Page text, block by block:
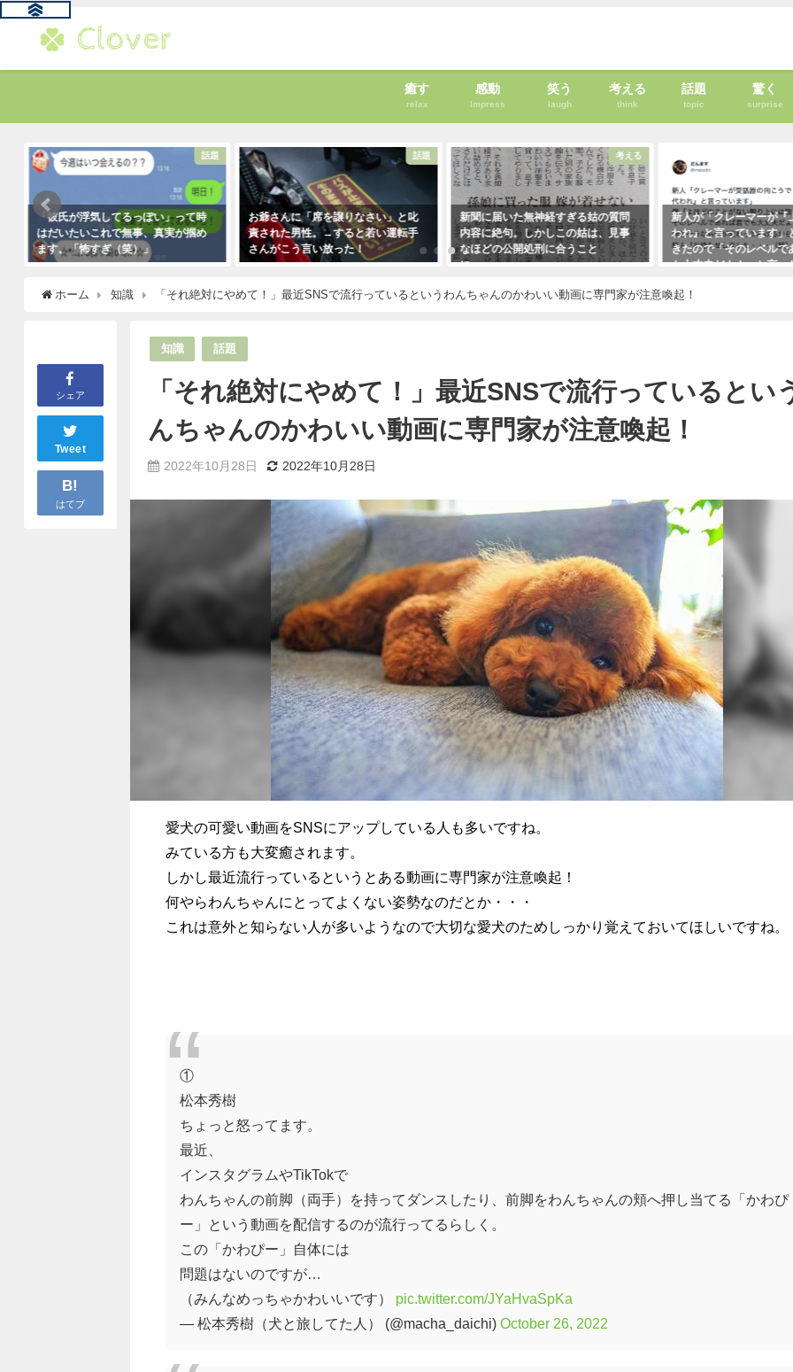
癒す
relax
感動
Impress
笑う
laugh
考える
think
話題
topic
驚く
surprise
話題
「彼氏が浮気してるっぽい」って時
はだいたいこれで無事、真実が掴め
ます。「怖すぎ（笑）」
話題
お爺さんに「席を譲りなさい」と叱
責された男性。→すると若い運転手
さんがこう言い放った！
考える
新聞に届いた無神経すぎる姑の質問
内容に絶句。しかしこの姑は、見事
なほどの公開処刑に合うこと
に・・・
新人が「クレーマーが『
われ』と言っています」
きたので「そのレベルで
も大丈夫だよ！」と言っ
（笑）
ホーム 知識 「それ絶対にやめて！」最近SNSで流行っているというわんちゃんのかわいい動画に専門家が注意喚起！
シェア
Tweet
B!
はてブ
知識 話題
「それ絶対にやめて！」最近SNSで流行っているとい
んちゃんのかわいい動画に専門家が注意喚起！
2022年10月28日 2022年10月28日
愛犬の可愛い動画をSNSにアップしている人も多いですね。
みている方も大変癒されます。
しかし最近流行っているというとある動画に専門家が注意喚起！
何やらわんちゃんにとってよくない姿勢なのだとか・・・
これは意外と知らない人が多いようなので大切な愛犬のためしっかり覚えておいてほしいですね。
①
松本秀樹
ちょっと怒ってます。
最近、
インスタグラムやTikTokで
わんちゃんの前脚（両手）を持ってダンスしたり、前脚をわんちゃんの頬へ押し当てる「かわぴ
ー」という動画を配信するのが流行ってるらしく。
この「かわぴー」自体には
問題はないのですが…
（みんなめっちゃかわいいです） pic.twitter.com/JYaHvaSpKa
— 松本秀樹（犬と旅してた人） (@macha_daichi) October 26, 2022